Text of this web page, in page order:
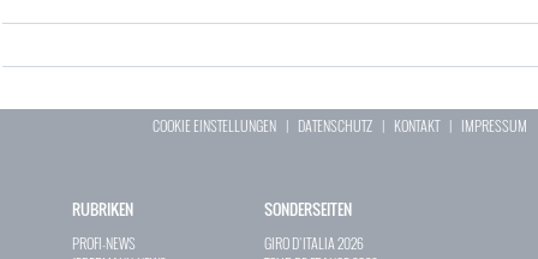
COOKIE EINSTELLUNGEN | DATENSCHUTZ | KONTAKT| IMPRESSUM
RUBRIKEN
PROFI-NEWS
SONDERSEITEN
GIRO D`ITALIA 2026